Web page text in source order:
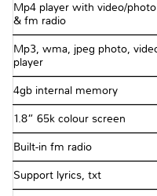
Mp4 player with video/
& fm radio
Mp3, wma, jpeg photo,
player
4gb internal memory
1.8” 65k colour screen
Built-in fm radio
Support lyrics, txt